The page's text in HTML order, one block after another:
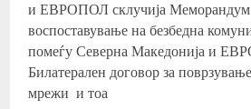
и ЕВРОПОЛ склучија Меморандум
воспоставување на безбедна
помеѓу Северна Македонија и
Билатерален договор за
мрежи и тоа